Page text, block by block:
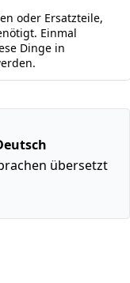
oder Ersatzteile,
Einmal
Dinge in
übersetzt